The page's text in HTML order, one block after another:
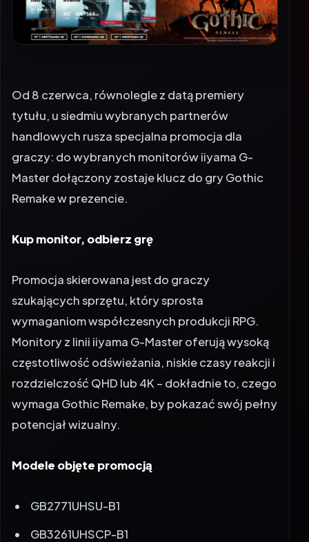
Od 8 czerwca, równolegle z datą premiery
tytułu, u siedmiu wybranych partnerów
handlowych rusza specjalna promocja dla
graczy: do wybranych monitorów iiyama G-
Master dołączony zostaje klucz do gry Gothic
Remake w prezencie.
Kup monitor, odbierz grę
Promocja skierowana jest do graczy
szukających sprzętu, który sprosta
wymaganiom współczesnych produkcji RPG.
Monitory z linii iiyama G-Master oferują wysoką
częstotliwość odświeżania, niskie czasy reakcji i
rozdzielczość QHD lub 4K – dokładnie to, czego
wymaga Gothic Remake, by pokazać swój pełny
potencjał wizualny.
Modele objęte promocją
GB2771UHSU-B1
GB3261UHSCP-B1